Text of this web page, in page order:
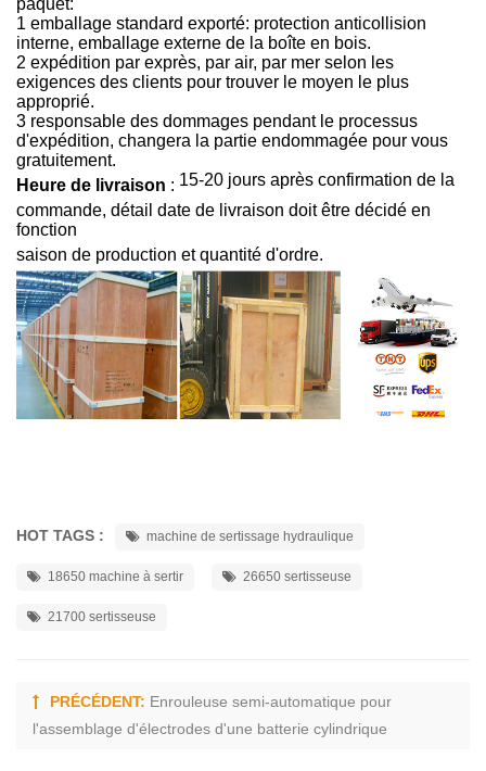
1 emballage standard exporté: protection anticollision
interne, emballage externe de la boîte en bois.
2 expédition par exprès, par air, par mer selon les
exigences des clients pour trouver le moyen le plus
approprié.
3 responsable des dommages pendant le processus
d'expédition, changera la partie endommagée pour vous
gratuitement.
Heure de livraison : 15-20 jours après confirmation de la
commande, détail date de livraison doit être décidé en
fonction
saison de production et quantité d'ordre.
HOT TAGS : machine de sertissage hydraulique
18650 machine à sertir 26650 sertisseuse
21700 sertisseuse
PRÉCÉDENT: Enrouleuse semi-automatique pour
l'assemblage d'électrodes d'une batterie cylindrique